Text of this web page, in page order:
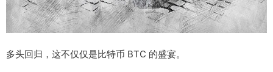
多头回归，这不仅仅是比特币 BTC 的盛宴。